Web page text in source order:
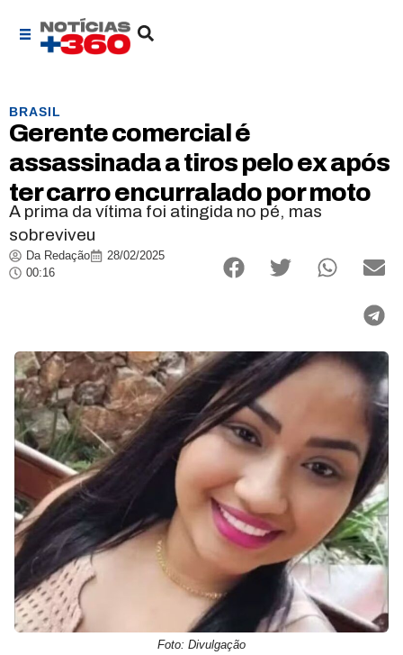
BRASIL
Gerente comercial é
assassinada a tiros pelo ex após
ter carro encurralado por moto
A prima da vítima foi atingida no pé, mas
sobreviveu
Da Redação
28/02/2025
00:16
Foto: Divulgação